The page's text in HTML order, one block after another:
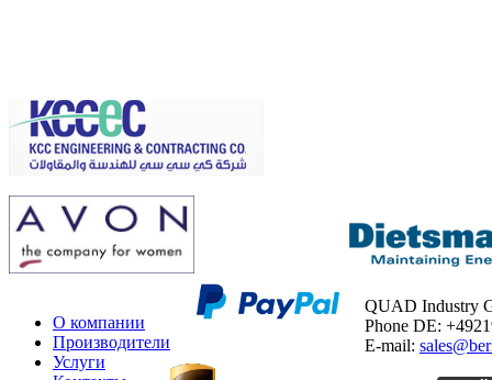
О компании
Производители
Услуги
QUAD Industry
Phone DE:
E-mail: